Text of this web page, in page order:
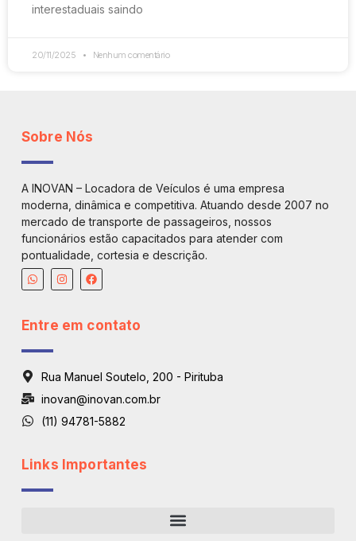
interestaduais saindo
20/11/2025 Nenhum comentário
Sobre Nós
A INOVAN – Locadora de Veículos é uma empresa
moderna, dinâmica e competitiva. Atuando desde 2007 no
mercado de transporte de passageiros, nossos
funcionários estão capacitados para atender com
pontualidade, cortesia e descrição.
Entre em contato
Rua Manuel Soutelo, 200 - Pirituba
inovan@inovan.com.br
(11) 94781-5882
Links Importantes